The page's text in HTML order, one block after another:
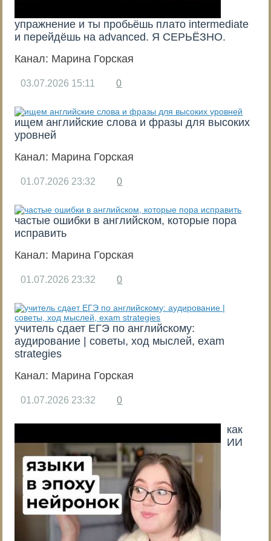
упражнение и ты пробьёшь плато intermediate
и перейдёшь на advanced. Я СЕРЬЁЗНО.
Канал: Марина Горская
03.07.2026 15:11 0
ищем английские слова и фразы для высоких
уровней
Канал: Марина Горская
01.07.2026 23:32 0
частые ошибки в английском, которые пора
исправить
Канал: Марина Горская
01.07.2026 23:32 0
учитель сдает ЕГЭ по английскому:
аудирование | советы, ход мыслей, exam
strategies
Канал: Марина Горская
01.07.2026 23:32 0
как
ИИ